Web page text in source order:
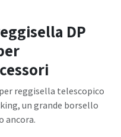
DP
reggisella telescopico
un grande borsello
ancora.